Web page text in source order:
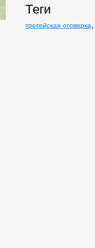
Теги
третейская оговорка